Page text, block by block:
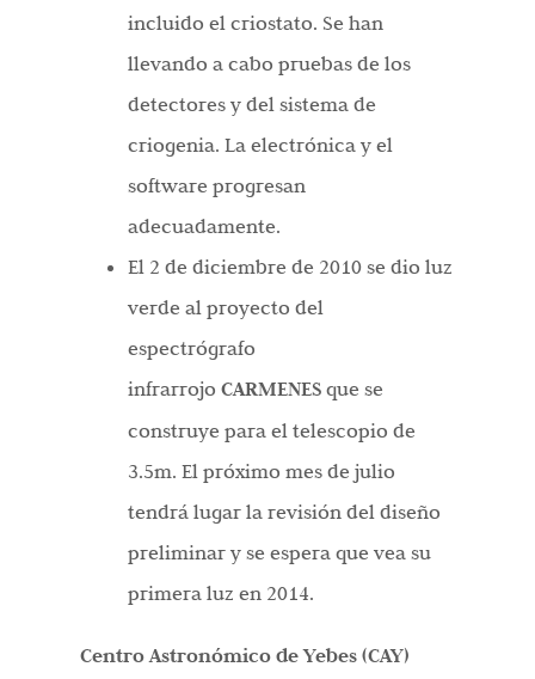
incluido el criostato. Se han
llevando a cabo pruebas de los
detectores y del sistema de
criogenia. La electrónica y el
software progresan
adecuadamente.
El 2 de diciembre de 2010 se dio luz
verde al proyecto del
espectrógrafo
infrarrojo CARMENESque se
construye para el telescopio de
3.5m. El próximo mes de julio
tendrá lugar la revisión del diseño
preliminar y se espera que vea su
primera luz en 2014.
Centro Astronómico de Yebes (CAY)